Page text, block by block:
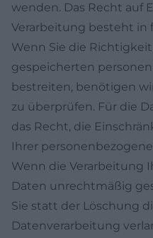
wenden. Das Recht auf
Verarbeitung besteht in
Wenn Sie die
gespeicherten
bestreiten, benötigen
zu überprüfen. Für die
das Recht, die
Ihrer
Wenn die Verarbeitung
Daten unrechtmäßig
Sie statt der Löschung
Datenverarbeitung